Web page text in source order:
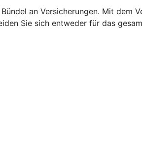
an Versicherungen. Mit dem
Sie sich entweder für das